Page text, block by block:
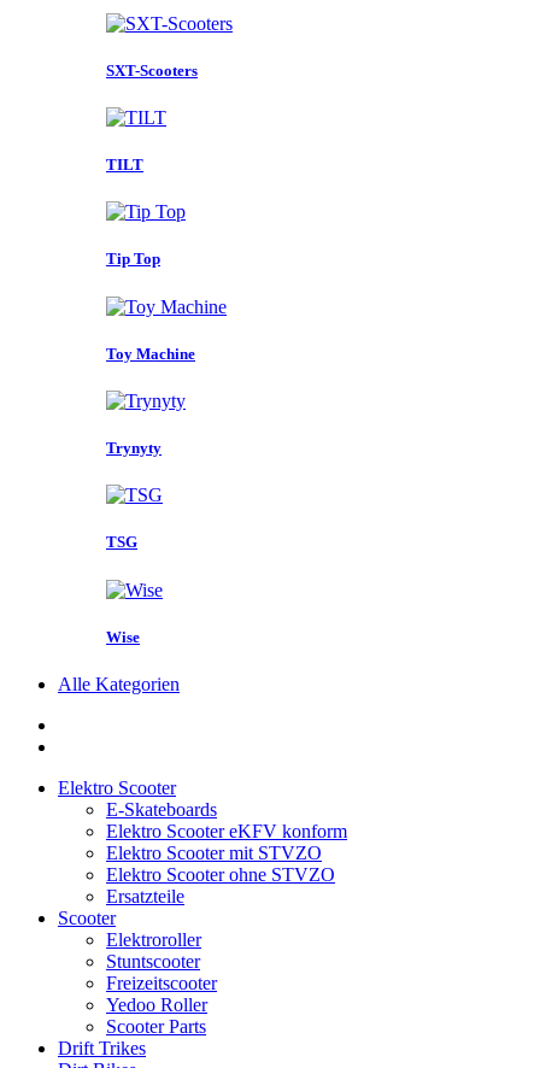
SXT-Scooters
TILT
Tip Top
Toy Machine
Trynyty
TSG
Wise
Alle Kategorien
Elektro Scooter
E-Skateboards
Elektro Scooter eKFV konform
Elektro Scooter mit STVZO
Elektro Scooter ohne STVZO
Ersatzteile
Scooter
Elektroroller
Stuntscooter
Freizeitscooter
Yedoo Roller
Scooter Parts
Drift Trikes